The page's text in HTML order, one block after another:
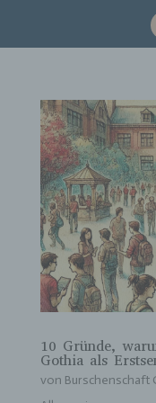
10 Gründe,
Gothia als
von Burschenschaft